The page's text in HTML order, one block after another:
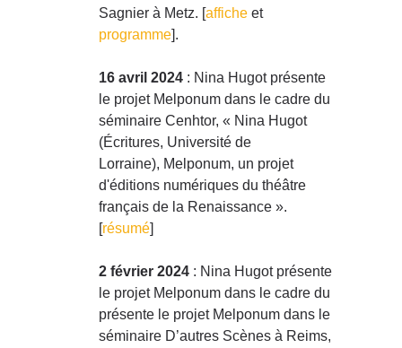
Sagnier à Metz. [affiche et
programme].
16 avril 2024 : Nina Hugot présente
le projet Melponum dans le cadre du
séminaire Cenhtor, « Nina Hugot
(Écritures, Université de
Lorraine), Melponum, un projet
d'éditions numériques du théâtre
français de la Renaissance ».
[résumé]
2 février 2024 : Nina Hugot présente
le projet Melponum dans le cadre du
présente le projet Melponum dans le
séminaire D’autres Scènes à Reims,